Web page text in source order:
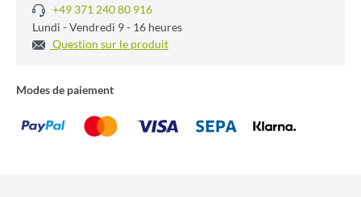
+49 371 240 80 916
Lundi - Vendredi 9 - 16 heures
Question sur le produit
Modes de paiement